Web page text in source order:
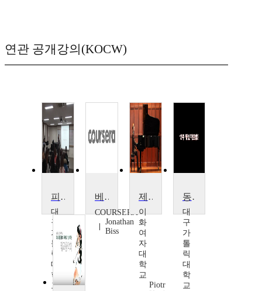
연관 공개강의(KOCW)
피아노 문헌 2
대
구
가
톨
릭
대
학
교
베토벤의 피아노 소타나
COURSERA
Jonathan
Biss
제26회 Faculty Noon Concert
이
화
여
자
대
학
교
Piotr
동요지도사 2
대
구
가
톨
릭
대
학
교